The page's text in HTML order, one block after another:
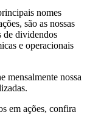
nomes
são as nossas
de dividendos
e operacionais
mensalmente nossa
em ações, confira